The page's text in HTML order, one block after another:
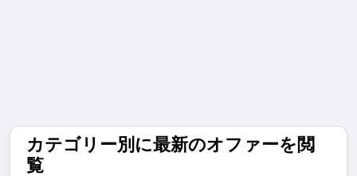
カテゴリー別に最新のオファーを閲
覧